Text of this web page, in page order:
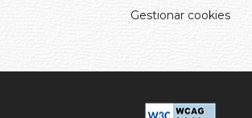
Gestionar cookies